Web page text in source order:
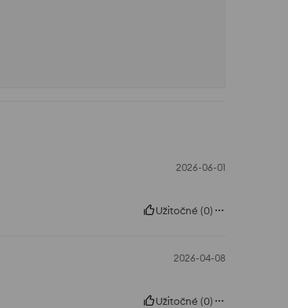
2026-06-01
Užitočné (0)
2026-04-08
Užitočné (0)